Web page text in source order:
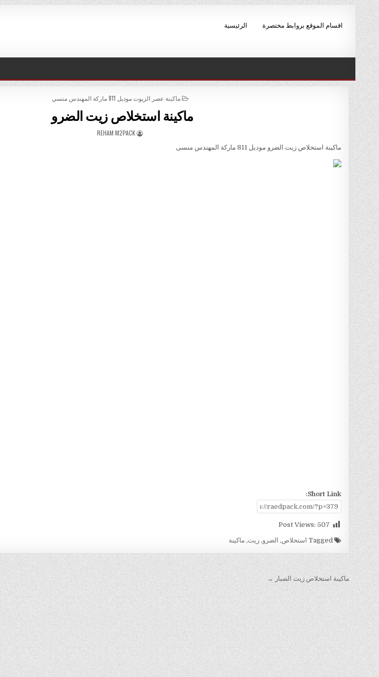
Skip to content
الرئيسية اقسام الموقع بروابط مختصرة
POSTED IN
ماكينة عصر الزيوت موديل 811 ماركة المهندس منسي
ماكينة استخلاص زيت الضرو
AUTHOR:
REHAM M2PACK
ماكينة استخلاص زيت الضرو موديل 811 ماركة المهندس منسى
Short Link:
Post Views: 507
Tagged استخلاص, الضرو,زيت, ماكينة
تصفّح المقالات
ماكينة استخلاص زيت الصبار →